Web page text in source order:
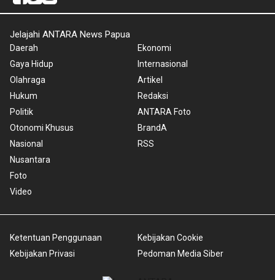
Jelajahi ANTARA News Papua
Daerah
Gaya Hidup
Olahraga
Hukum
Politik
Otonomi Khusus
Nasional
Nusantara
Foto
Video
Ekonomi
Internasional
Artikel
Redaksi
ANTARA Foto
BrandA
RSS
Ketentuan Penggunaan
Kebijakan Privasi
Kebijakan Cookie
Pedoman Media Siber